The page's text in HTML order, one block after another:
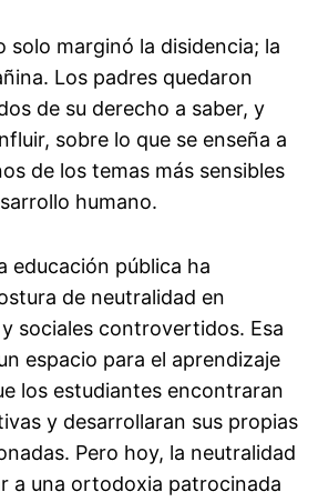
solo marginó la disidencia; la
Los padres quedaron
de su derecho a saber, y
sobre lo que se enseña a
de los temas más sensibles
humano.
educación pública ha
de neutralidad en
sociales controvertidos. Esa
espacio para el aprendizaje
los estudiantes encontraran
y desarrollaran sus propias
Pero hoy, la neutralidad
a una ortodoxia patrocinada